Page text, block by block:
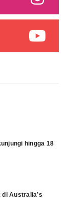
hingga 18
Australia’s